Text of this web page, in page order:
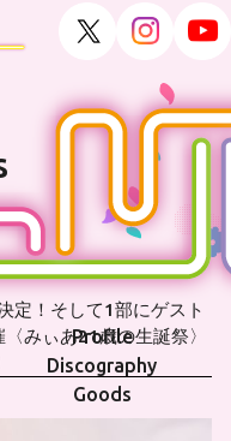
Profile
Discography
Goods
定！そして1部にゲスト
みぃあ21歳の生誕祭〉